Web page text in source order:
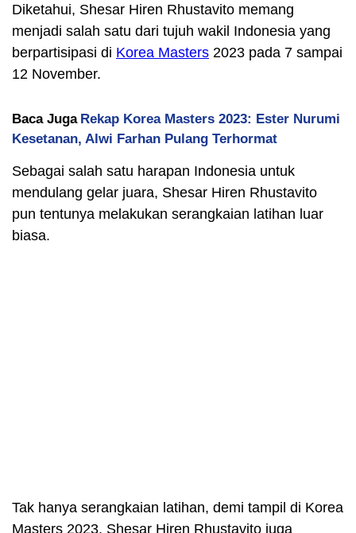
Diketahui, Shesar Hiren Rhustavito memang
menjadi salah satu dari tujuh wakil Indonesia yang
berpartisipasi di Korea Masters 2023 pada 7 sampai
12 November.
Baca Juga Rekap Korea Masters 2023: Ester Nurumi
Kesetanan, Alwi Farhan Pulang Terhormat
Sebagai salah satu harapan Indonesia untuk
mendulang gelar juara, Shesar Hiren Rhustavito
pun tentunya melakukan serangkaian latihan luar
biasa.
Tak hanya serangkaian latihan, demi tampil di Korea
Masters 2023, Shesar Hiren Rhustavito juga